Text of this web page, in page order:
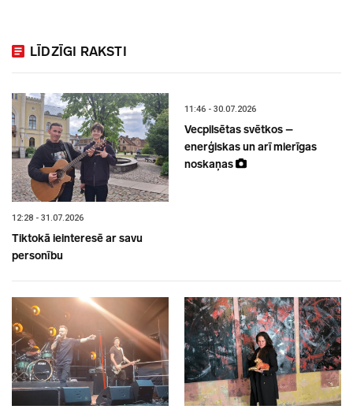
LĪDZĪGI RAKSTI
12:28 - 31.07.2026
Tiktokā ieinteresē ar savu
personību
11:46 - 30.07.2026
Vecpilsētas svētkos –
enerģiskas un arī mierīgas
noskaņas